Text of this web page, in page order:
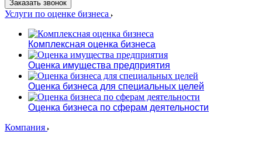
Заказать звонок
Услуги по оценке бизнеса
Комплексная оценка бизнеса
Оценка имущества предприятия
Оценка бизнеса для специальных целей
Оценка бизнеса по сферам деятельности
Компания